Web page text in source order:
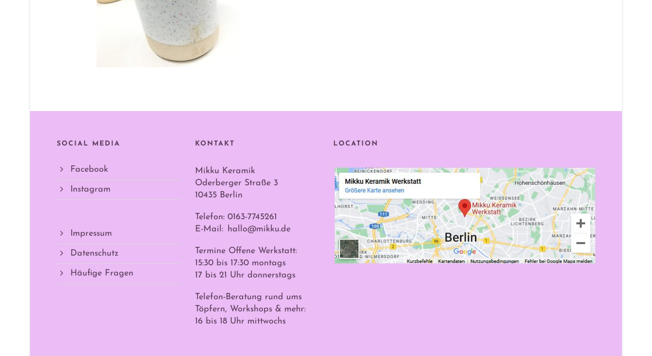
SOCIAL MEDIA
Facebook
Instagram
Impressum
Datenschutz
Häufige Fragen
KONTAKT
Mikku Keramik
Oderberger Straße 3
10435 Berlin
Telefon: 0163-7745261
E-Mail:
hallo@mikku.de
Termine Offene Werkstatt:
15:30 bis 17:30 montags
17 bis 21 Uhr donnerstags
Telefon-Beratung rund ums
Töpfern, Workshops & mehr:
16 bis 18 Uhr mittwochs
LOCATION